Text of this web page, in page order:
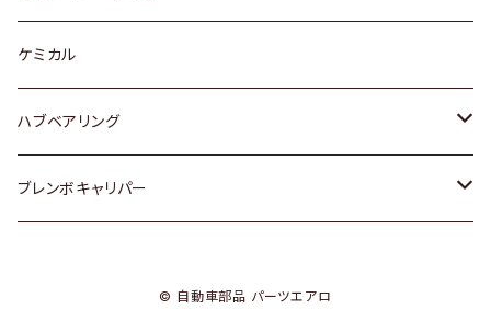
スバル
スバル
スズキ
日産
ダイハツ
ディーデル洗浄添加剤
ケミカル
ハブベアリング
トヨタ
ブレンボキャリパー
© 自動車部品 パーツエアロ